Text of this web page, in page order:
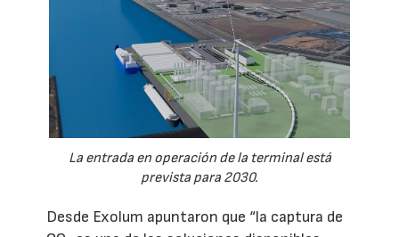
La entrada en operación de la terminal está
prevista para 2030.
Desde Exolum apuntaron que “la captura de